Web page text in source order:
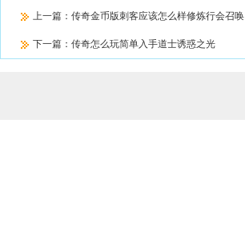
上一篇： 传奇金币版刺客应该怎么样修炼行会召唤
下一篇： 传奇怎么玩简单入手道士诱惑之光